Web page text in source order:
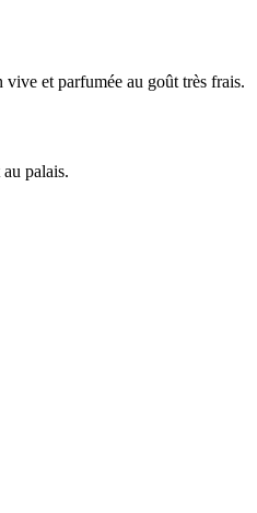
et parfumée au goût très frais.
palais.